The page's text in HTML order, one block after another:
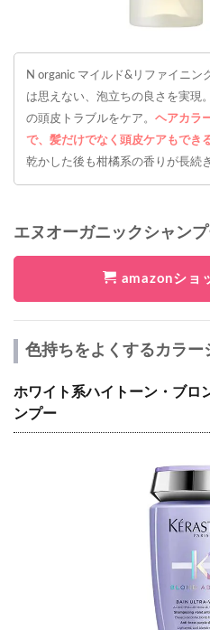
N organic マイルド&リファイニン
は思えない、泡立ちの良さを実現
の頭皮トラブルをケア。 ヘアカラ
で、髪だけでなく頭皮ケアもでき
乾かした後も柑橘系の香りが長続き
エヌオーガニックシャン
amazonショ
色持ちをよくするカラー
ホワイト系ハイトーン・ブロ
ンプー